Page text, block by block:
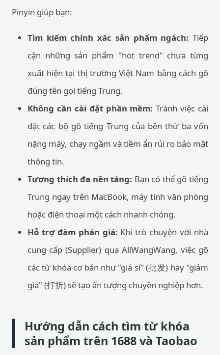
Pinyin giúp bạn:
Tìm kiếm chính xác sản phẩm ngách: Tiếp
cận những sản phẩm "hot trend" chưa từng
xuất hiện tại thị trường Việt Nam bằng cách gõ
đúng tên gọi tiếng Trung.
Không cần cài đặt phần mềm: Tránh việc cài
đặt các bộ gõ tiếng Trung của bên thứ ba vốn
nặng máy, chạy ngầm và tiềm ẩn rủi ro bảo mật
thông tin.
Tương thích đa nền tảng: Bạn có thể gõ tiếng
Trung ngay trên MacBook, máy tính văn phòng
hoặc điện thoại một cách nhanh chóng.
Hỗ trợ đàm phán giá: Khi trò chuyện với nhà
cung cấp (Supplier) qua AliWangWang, việc gõ
các từ khóa cơ bản như "giá sỉ" (批发) hay "giảm
giá" (打折) sẽ tạo ấn tượng chuyên nghiệp hơn.
Hướng dẫn cách tìm từ khóa
sản phẩm trên 1688 và Taobao